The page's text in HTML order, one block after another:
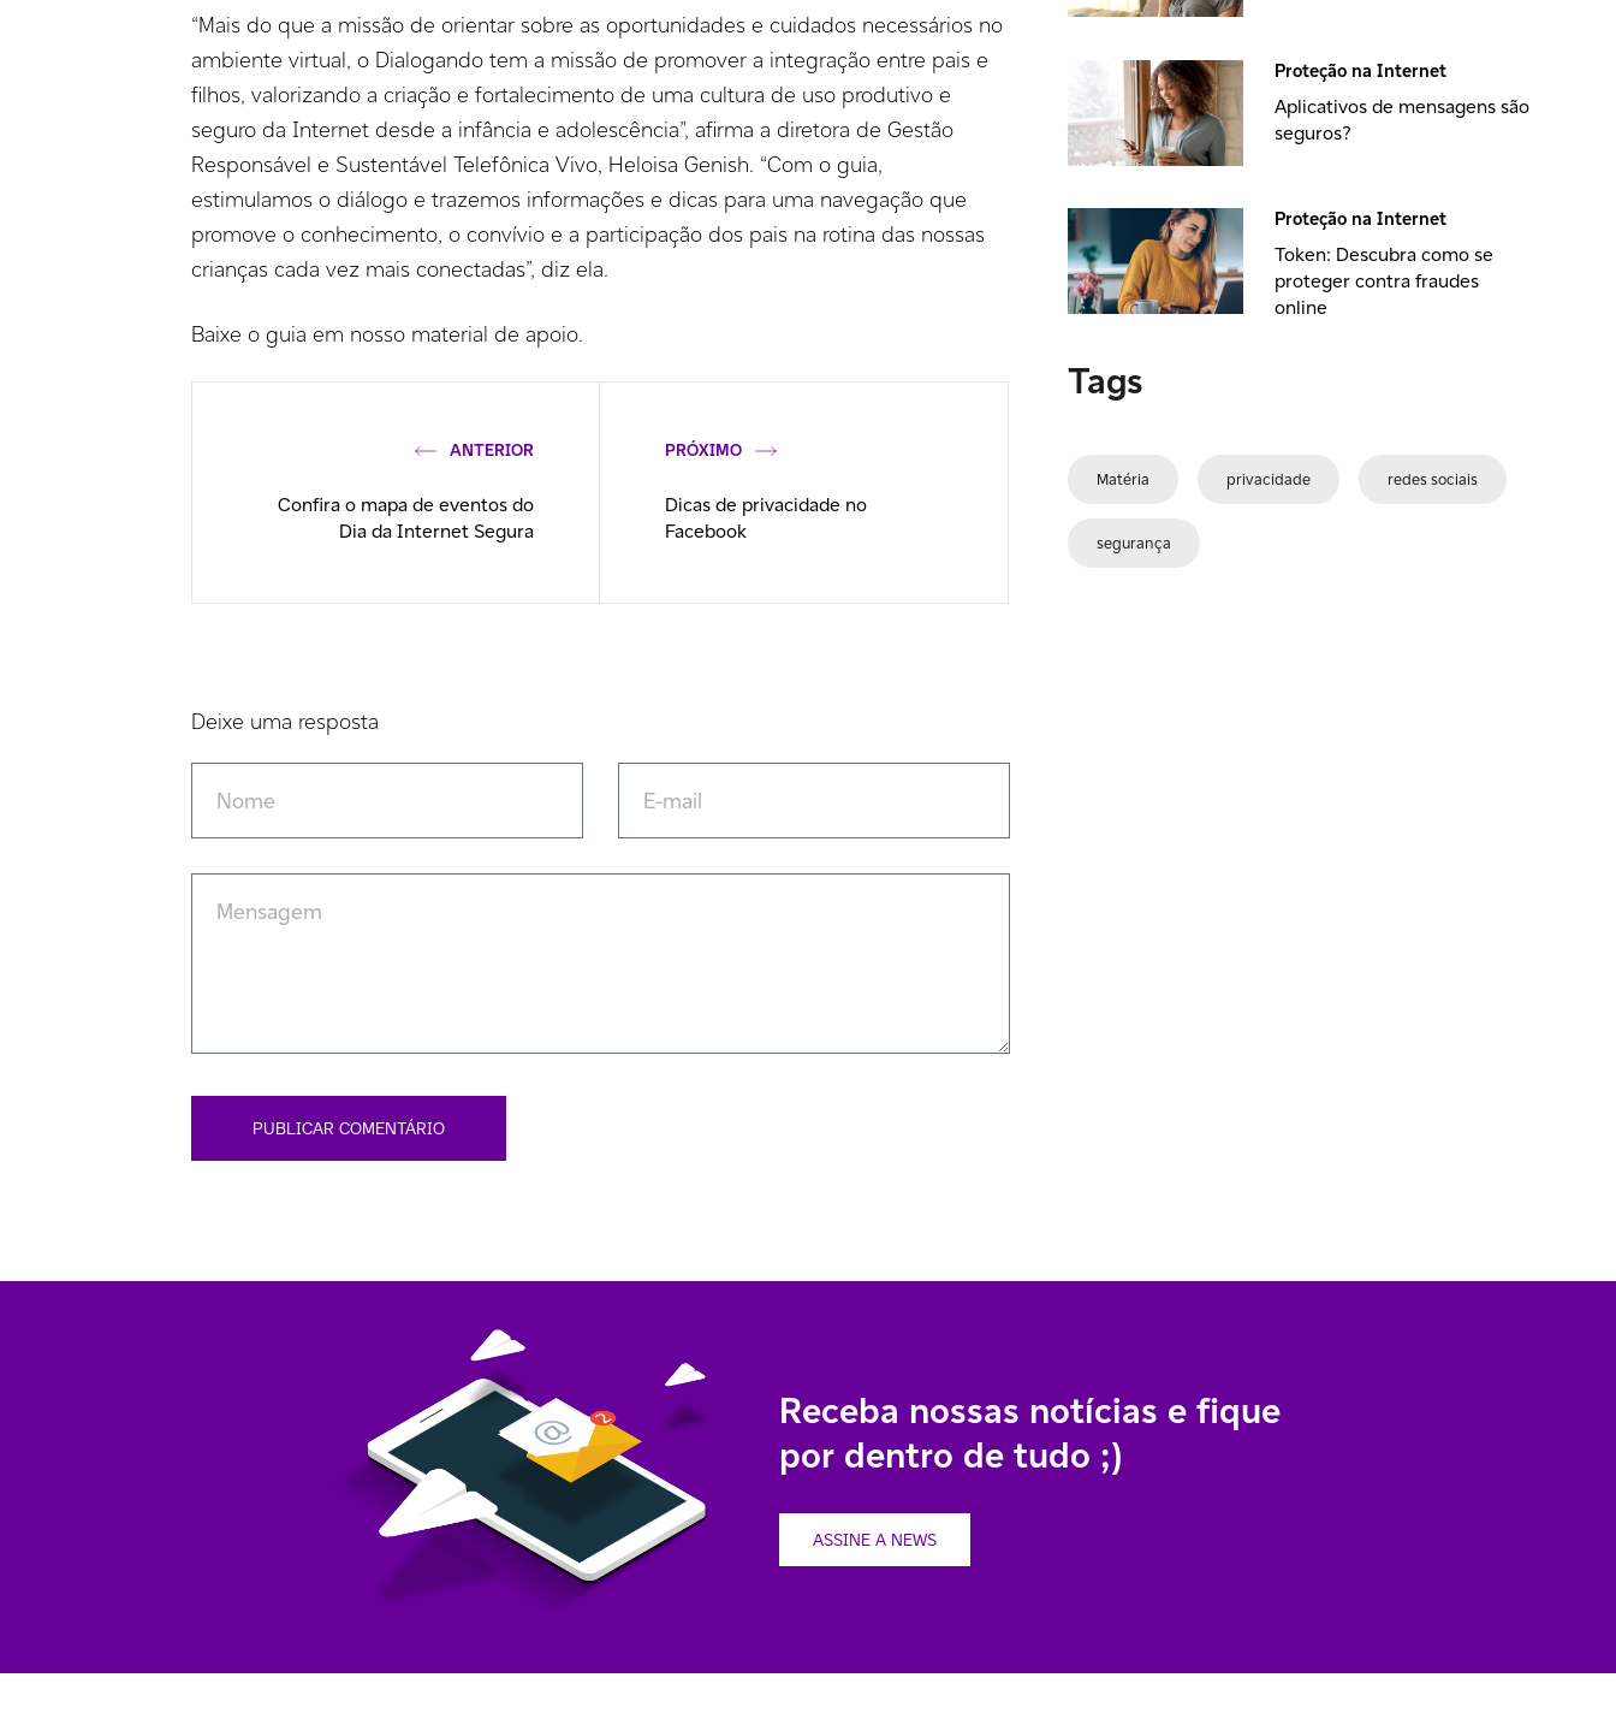
“Mais do que a missão de orientar sobre as oportunidades e cuidados necessários no
ambiente virtual, o Dialogando tem a missão de promover a integração entre pais e
filhos, valorizando a criação e fortalecimento de uma cultura de uso produtivo e
seguro da Internet desde a infância e adolescência”, afirma a diretora de Gestão
Responsável e Sustentável Telefônica Vivo, Heloisa Genish. “Com o guia,
estimulamos o diálogo e trazemos informações e dicas para uma navegação que
promove o conhecimento, o convívio e a participação dos pais na rotina das nossas
crianças cada vez mais conectadas”, diz ela.
Baixe o guia em nosso material de apoio.
ANTERIOR
Confira o mapa de eventos do
Dia da Internet Segura
PRÓXIMO
Dicas de privacidade no
Facebook
Deixe uma resposta
Proteção na Internet
Aplicativos de mensagens são
seguros?
Proteção na Internet
Token: Descubra como se
proteger contra fraudes
online
Tags
Matéria privacidade redes sociais
segurança
Receba nossas notícias e fique
por dentro de tudo ;)
ASSINE A NEWS